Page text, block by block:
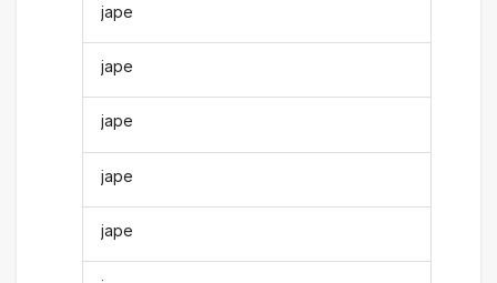
jape
jape
jape
jape
jape